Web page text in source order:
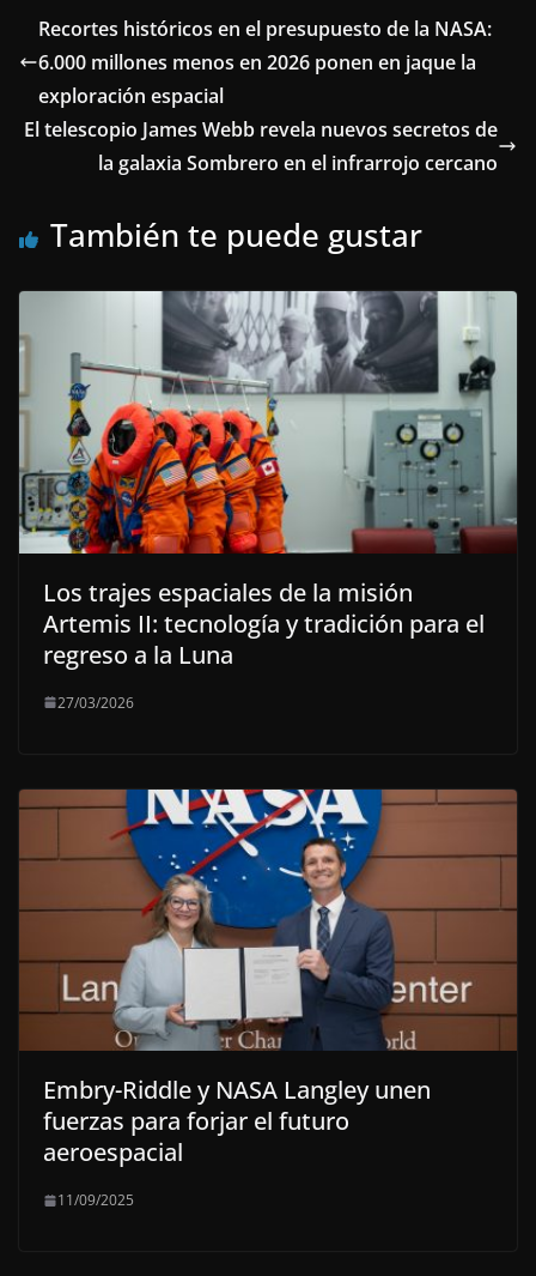
Recortes históricos en el presupuesto de la NASA:
6.000 millones menos en 2026 ponen en jaque la
exploración espacial
El telescopio James Webb revela nuevos secretos de
la galaxia Sombrero en el infrarrojo cercano
También te puede gustar
Los trajes espaciales de la misión
Artemis II: tecnología y tradición para el
regreso a la Luna
27/03/2026
Embry-Riddle y NASA Langley unen
fuerzas para forjar el futuro
aeroespacial
11/09/2025